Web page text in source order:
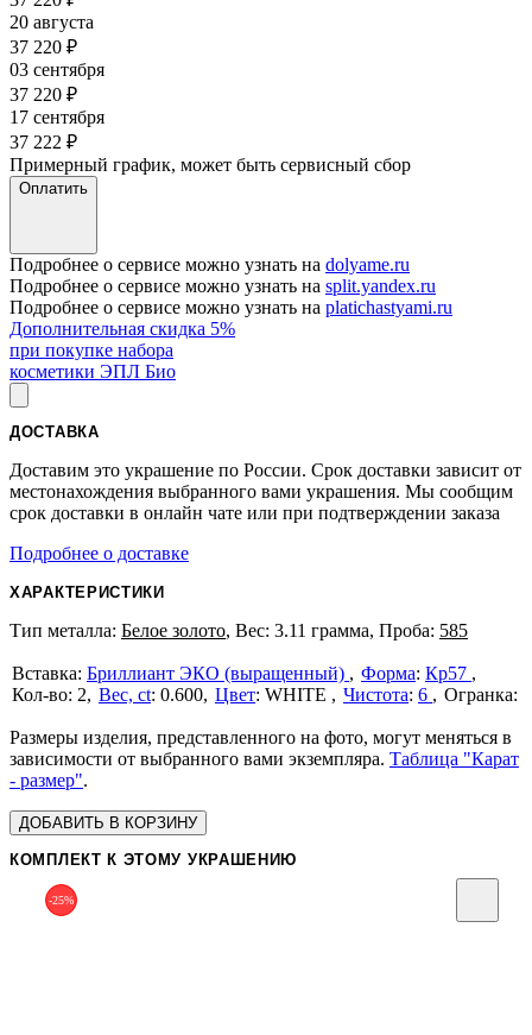
20 августа
37 220 ₽
03 сентября
37 220 ₽
17 сентября
37 222 ₽
Примерный график, может быть сервисный сбор
Оплатить
Подробнее о сервисе можно узнать на dolyame.ru
Подробнее о сервисе можно узнать на split.yandex.ru
Подробнее о сервисе можно узнать на platichastyami.ru
Дополнительная скидка 5%
при покупке набора
косметики ЭПЛ Био
ДОСТАВКА
Доставим это украшение по России. Срок доставки зависит от
местонахождения выбранного вами украшения. Мы сообщим
срок доставки в онлайн чате или при подтверждении заказа
Подробнее о доставке
ХАРАКТЕРИСТИКИ
Тип металла: Белое золото, Вес: 3.11 грамма, Проба: 585
Бриллиант ЭКО (выращенный) Форма: Кр57
2
Вес, ct: 0.600 Цвет: WHITE Чистота: 6
Размеры изделия, представленного на фото, могут меняться в
зависимости от выбранного вами экземпляра. Таблица "Карат
- размер".
ДОБАВИТЬ В КОРЗИНУ
КОМПЛЕКТ К ЭТОМУ УКРАШЕНИЮ
-25%